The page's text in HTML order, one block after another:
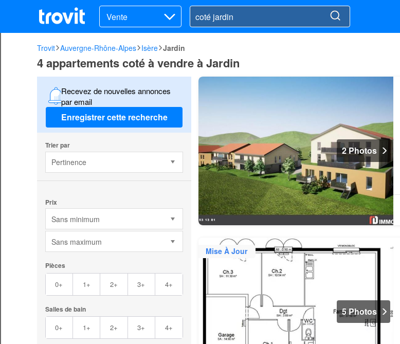
Vente
Trovit Auvergne-Rhône-Alpes Isère Jardin
4 appartements coté à vendre à Jardin
Recevez de nouvelles annonces
par email
Enregistrer cette recherche
Trier par
Pertinence
Prix
Sans minimum
Sans maximum
Pièces
0+ 1+ 2+ 3+ 4+
Salles de bain
0+ 1+ 2+ 3+ 4+
2 Photos
Mise À Jour
5 Photos